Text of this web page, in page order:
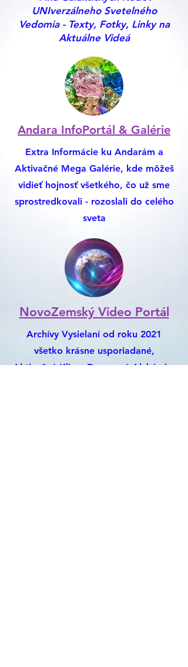
UNIverzálneho Svetelného
Vedomia - Texty, Fotky, Linky na
Aktuálne Videá
Andara InfoPortál & Galérie
Extra Informácie ku Andarám a
Aktivačné Mega Galérie, kde môžeš
vidieť hojnosť všetkého, čo už sme
sprostredkovali - rozoslali do celého
sveta
NovoZemský Video Portál
Archívy Vysielaní od roku 2021
všetko krásne usporiadané,
Aktivačné Klipy, Darovaná Alchýmia,